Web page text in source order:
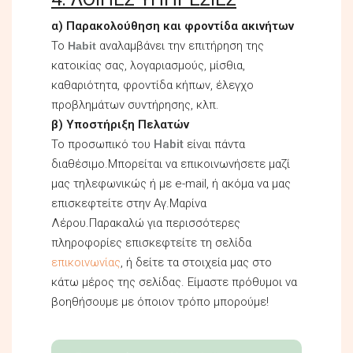
α) Παρακολούθηση και φροντίδα ακινήτων
Το Habit αναλαμβάνει την επιτήρηση της
κατοικίας σας, λογαριασμούς, μίσθια,
καθαριότητα, φροντίδα κήπων, έλεγχο
προβλημάτων συντήρησης, κλπ.
β) Υποστήριξη Πελατών
Το προσωπικό του Habit είναι πάντα
διαθέσιμο.Μπορείται να επικοινωνήσετε μαζί
μας τηλεφωνικώς ή με e-mail, ή ακόμα να μας
επισκεφτείτε στην Αγ.Μαρίνα
Λέρου.Παρακαλώ για περισσότερες
πληροφορίες επισκεφτείτε τη σελίδα
επικοινωνίας, ή δείτε τα στοιχεία μας στο
κάτω μέρος της σελίδας. Είμαστε πρόθυμοι να
βοηθήσουμε με όποιον τρόπο μπορούμε!